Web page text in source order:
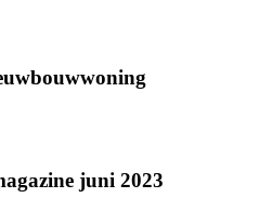
juni 2023